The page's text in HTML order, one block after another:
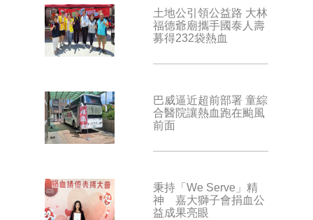
土地公引領公益路 大林
福德爺廟攜手國泰人壽
募得232袋熱血
巴威逼近超前部署 童綜
合醫院讓熱血跑在颱風
前面
秉持「We Serve」精
神 嘉大獅子會捐血公
益成果亮眼